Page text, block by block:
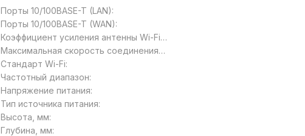
разных местах, не занимая много полезного
разместить на стене. Устройство обладает удобным
его настройку и даже новички смогут легко настроить
используя мастер настроек. Программное
оптимизировано для онлайн игр, мультимедиа,
Интернет.
Порты 10/100BASE-T (LAN):
Порты 10/100BASE-T (WAN):
Коэффициент усиления антенны Wi-Fi,
дБи:
Максимальная скорость соединения
Wi-Fi, Мбит/с:
Стандарт Wi-Fi:
Частотный диапазон:
Напряжение питания:
Тип источника питания:
Высота, мм:
Глубина, мм: